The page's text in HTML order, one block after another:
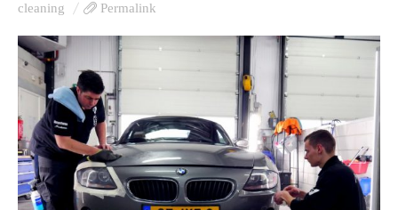
cleaning
Permalink